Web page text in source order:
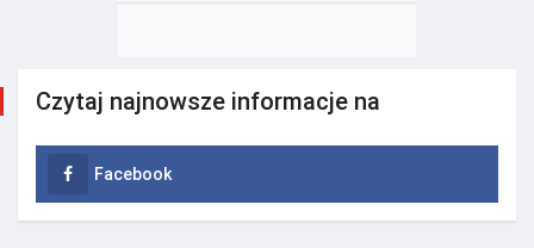
Czytaj najnowsze informacje na
Facebook